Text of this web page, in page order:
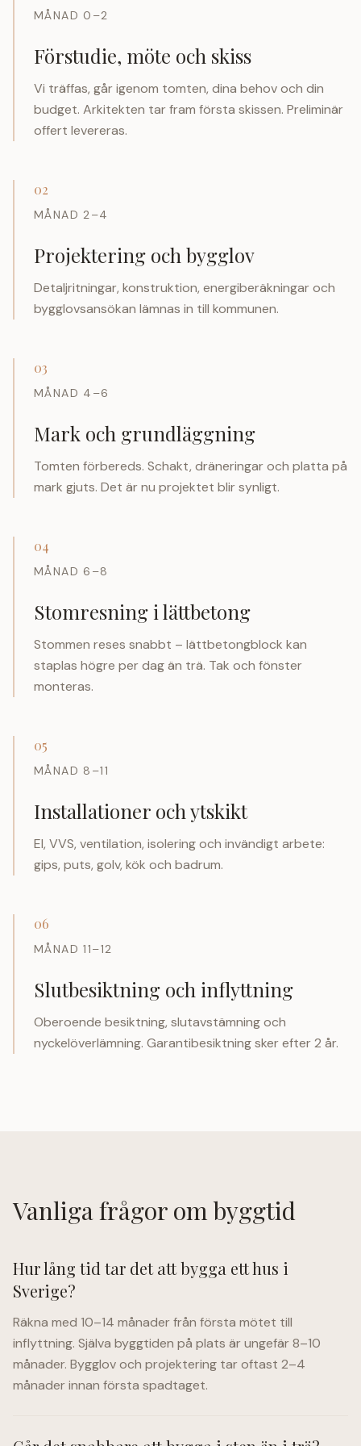
MÅNAD 0–2
Förstudie, möte och skiss
Vi träffas, går igenom tomten, dina behov och din
budget. Arkitekten tar fram första skissen. Preliminär
offert levereras.
02
MÅNAD 2–4
Projektering och bygglov
Detaljritningar, konstruktion, energiberäkningar och
bygglovsansökan lämnas in till kommunen.
03
MÅNAD 4–6
Mark och grundläggning
Tomten förbereds. Schakt, dräneringar och platta på
mark gjuts. Det är nu projektet blir synligt.
04
MÅNAD 6–8
Stomresning i lättbetong
Stommen reses snabbt – lättbetongblock kan
staplas högre per dag än trä. Tak och fönster
monteras.
05
MÅNAD 8–11
Installationer och ytskikt
El, VVS, ventilation, isolering och invändigt arbete:
gips, puts, golv, kök och badrum.
06
MÅNAD 11–12
Slutbesiktning och inflyttning
Oberoende besiktning, slutavstämning och
nyckelöverlämning. Garantibesiktning sker efter 2 år.
Vanliga frågor om byggtid
Hur lång tid tar det att bygga ett hus i
Sverige?
Räkna med 10–14 månader från första mötet till
inflyttning. Själva byggtiden på plats är ungefär 8–10
månader. Bygglov och projektering tar oftast 2–4
månader innan första spadtaget.